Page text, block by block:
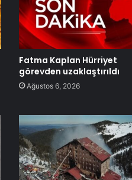
Fatma Kaplan Hürriyet
görevden uzaklaştırıldı
Ağustos 6, 2026